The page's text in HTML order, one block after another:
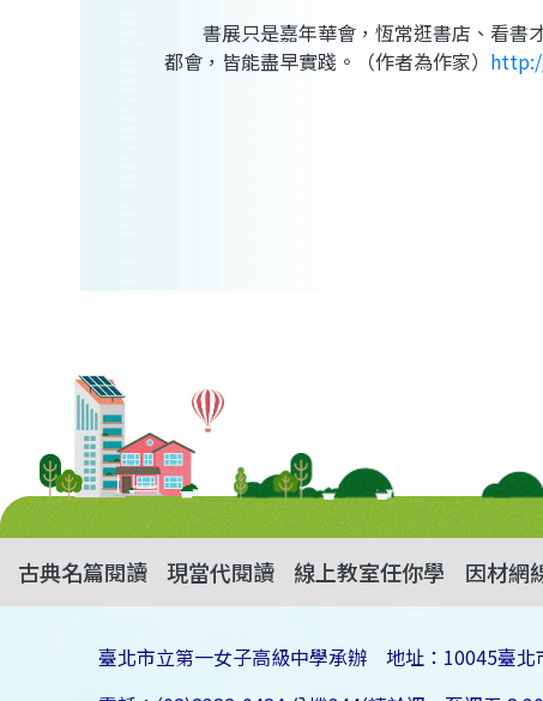
書展只是嘉年華會，恆常逛書店、看書
都會，皆能盡早實踐。（作者為作家）
古典名篇閱讀 現當代閱讀 線上教室任你學 因材網
臺北市立第一女子高級中學承辦 地址：10045臺北